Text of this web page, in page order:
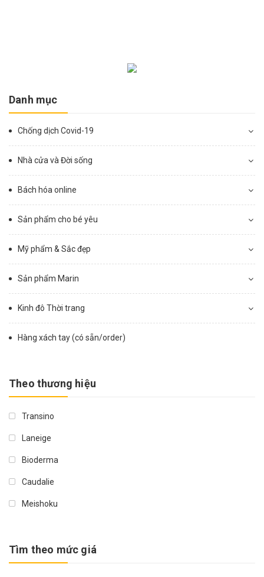
Danh mục
Chống dịch Covid-19
Nhà cửa và Đời sống
Bách hóa online
Sản phẩm cho bé yêu
Mỹ phẩm & Sắc đẹp
Sản phẩm Marin
Kinh đô Thời trang
Hàng xách tay (có sẵn/order)
Theo thương hiệu
Transino
Laneige
Bioderma
Caudalie
Meishoku
Shu Uemura
Tìm theo mức giá